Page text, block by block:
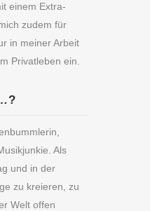
einem Extra-
zudem für
in meiner Arbeit
Privatleben ein.
Als
und in der
zu kreieren, zu
Welt offen